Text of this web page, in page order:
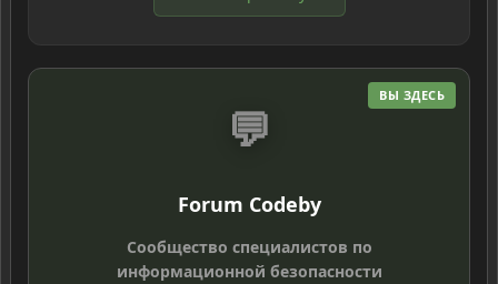
ВЫ ЗДЕСЬ
💬
Forum Codeby
Сообщество специалистов по
информационной безопасности